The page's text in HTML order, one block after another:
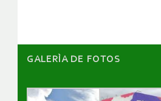
GALERÌA DE FOTOS